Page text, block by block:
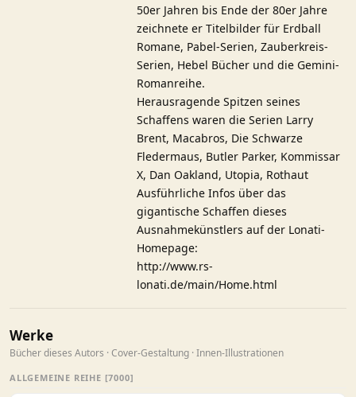
50er Jahren bis Ende der 80er Jahre
zeichnete er Titelbilder für Erdball
Romane, Pabel-Serien, Zauberkreis-
Serien, Hebel Bücher und die Gemini-
Romanreihe.
Herausragende Spitzen seines
Schaffens waren die Serien Larry
Brent, Macabros, Die Schwarze
Fledermaus, Butler Parker, Kommissar
X, Dan Oakland, Utopia, Rothaut
Ausführliche Infos über das
gigantische Schaffen dieses
Ausnahmekünstlers auf der Lonati-
Homepage:
http://www.rs-
lonati.de/main/Home.html
Werke
Bücher dieses Autors · Cover-Gestaltung · Innen-Illustrationen
ALLGEMEINE REIHE [7000]